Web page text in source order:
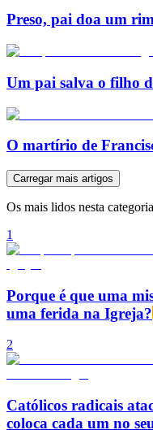
Preso, pai doa um
Um pai salva o filho
O martírio de
Carregar mais artigos
Os mais lidos nesta
1
Porque é que uma
uma ferida na Igreja?
2
Católicos radicais
coloca cada um no